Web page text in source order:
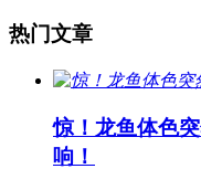
热门文章
惊！龙鱼体色
响！